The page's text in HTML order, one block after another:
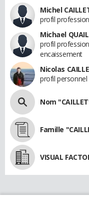
Michel
profil
Michael
profil
encaissement
Nicolas
profil
Nom
Famille
VISUAL